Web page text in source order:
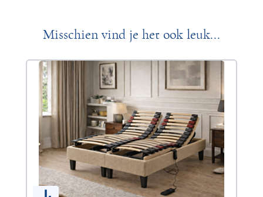
Misschien vind je het ook leuk...